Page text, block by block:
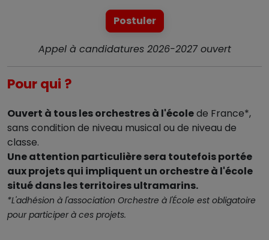
Postuler
Appel à candidatures 2026-2027 ouvert
Pour qui ?
Ouvert à tous les orchestres à l'écolede France*,
sans condition de niveau musical ou de niveau de
classe.
Une attention particulière sera toutefois portée
aux projets qui impliquent un orchestre à l'école
situé dans les territoires ultramarins.
*L'adhésion à l'association Orchestre à l'École est obligatoire
pour participer à ces projets.